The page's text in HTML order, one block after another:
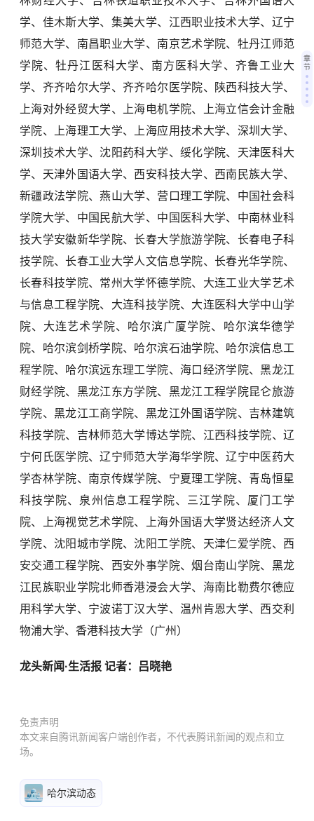
学、佳木斯大学、集美大学、江西职业技术大学、辽宁
师范大学、南昌职业大学、南京艺术学院、牡丹江师范
学院、牡丹江医科大学、南方医科大学、齐鲁工业大
学、齐齐哈尔大学、齐齐哈尔医学院、陕西科技大学、
上海对外经贸大学、上海电机学院、上海立信会计金融
学院、上海理工大学、上海应用技术大学、深圳大学、
深圳技术大学、沈阳药科大学、绥化学院、天津医科大
学、天津外国语大学、西安科技大学、西南民族大学、
新疆政法学院、燕山大学、营口理工学院、中国社会科
学院大学、中国民航大学、中国医科大学、中南林业科
技大学安徽新华学院、长春大学旅游学院、长春电子科
技学院、长春工业大学人文信息学院、长春光华学院、
长春科技学院、常州大学怀德学院、大连工业大学艺术
与信息工程学院、大连科技学院、大连医科大学中山学
院、大连艺术学院、哈尔滨广厦学院、哈尔滨华德学
院、哈尔滨剑桥学院、哈尔滨石油学院、哈尔滨信息工
程学院、哈尔滨远东理工学院、海口经济学院、黑龙江
财经学院、黑龙江东方学院、黑龙江工程学院昆仑旅游
学院、黑龙江工商学院、黑龙江外国语学院、吉林建筑
科技学院、吉林师范大学博达学院、江西科技学院、辽
宁何氏医学院、辽宁师范大学海华学院、辽宁中医药大
学杏林学院、南京传媒学院、宁夏理工学院、青岛恒星
科技学院、泉州信息工程学院、三江学院、厦门工学
院、上海视觉艺术学院、上海外国语大学贤达经济人文
学院、沈阳城市学院、沈阳工学院、天津仁爱学院、西
安交通工程学院、西安外事学院、烟台南山学院、黑龙
江民族职业学院北师香港浸会大学、海南比勒费尔德应
用科学大学、宁波诺丁汉大学、温州肯恩大学、西交利
物浦大学、香港科技大学（广州）
龙头新闻·生活报 记者：吕晓艳
免责声明
本文来自腾讯新闻客户端创作者，不代表腾讯新闻的观点和立
场。
哈尔滨动态
章
节